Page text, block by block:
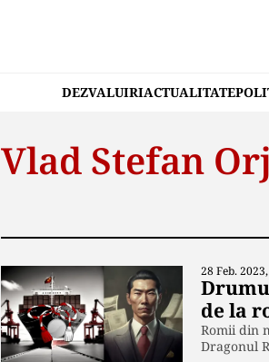
DEZVALUIRIACTUALITATE
Vlad Stefan
28 Feb.
de la
Romii din
Dragonul